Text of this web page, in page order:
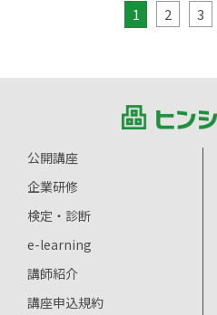
1 2 3
公開講座
企業研修
検定・診断
e-learning
講師紹介
講座申込規約